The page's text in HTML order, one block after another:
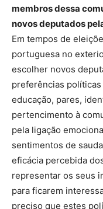
membros dessa
novos deputados
Em tempos de
portuguesa no
escolher novos
preferências
educação, pares,
pertencimento à
pela ligação
sentimentos de
eficácia percebida
representar os seus
para ficarem
preciso que estes